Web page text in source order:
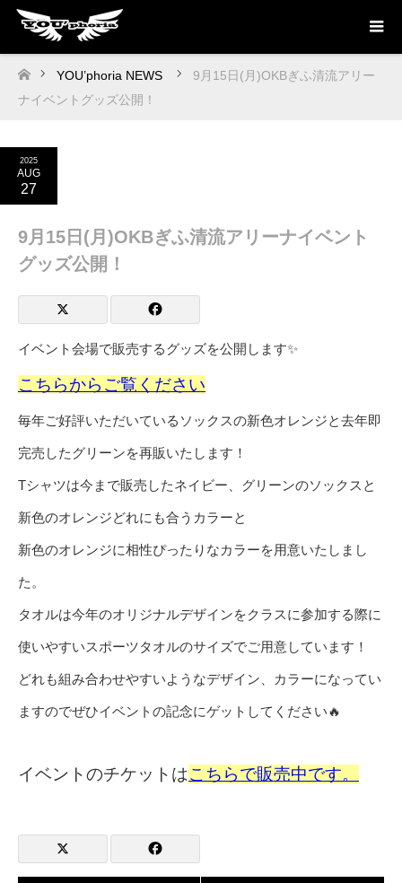
ホーム
YOU’phoria NEWS
9月15日(月)OKBぎふ清流アリー
ナイベントグッズ公開！
2025
AUG
27
9月15日(月)OKBぎふ清流アリーナイベント
グッズ公開！
イベント会場で販売するグッズを公開します✨
こちらからご覧ください
毎年ご好評いただいているソックスの新色オレンジと去年即
完売したグリーンを再販いたします！
Tシャツは今まで販売したネイビー、グリーンのソックスと
新色のオレンジどれにも合うカラーと
新色のオレンジに相性ぴったりなカラーを用意いたしまし
た。
タオルは今年のオリジナルデザインをクラスに参加する際に
使いやすいスポーツタオルのサイズでご用意しています！
どれも組み合わせやすいようなデザイン、カラーになってい
ますのでぜひイベントの記念にゲットしてください🔥
イベントのチケットはこちらで販売中です。